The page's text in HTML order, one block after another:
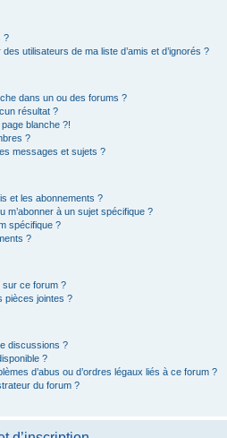
?
utilisateurs de ma liste d’amis et d’ignorés ?
dans un ou des forums ?
résultat ?
blanche ?!
?
messages et sujets ?
et les abonnements ?
m’abonner à un sujet spécifique ?
spécifique ?
?
sur ce forum ?
pièces jointes ?
discussions ?
?
d’abus ou d’ordres légaux liés à ce forum ?
du forum ?